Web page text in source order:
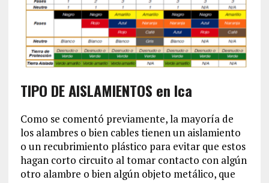
TIPO DE AISLAMIENTOS en Ica
Como se comentó previamente, la mayoría de
los alambres o bien cables tienen un aislamiento
o un recubrimiento plástico para evitar que estos
hagan corto circuito al tomar contacto con algún
otro alambre o bien algún objeto metálico, que